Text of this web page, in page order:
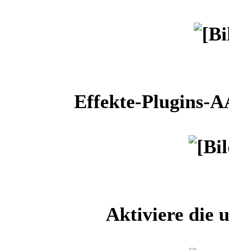
Effekte-Plugins-
Aktiviere die